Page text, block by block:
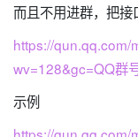
而且不用进群，把
https://qun.qq.com/
wv=128&gc=QQ群
示例